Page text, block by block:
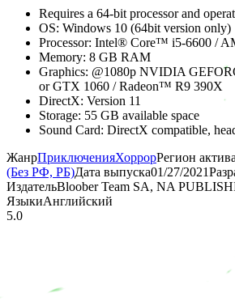
Requires a 64-bit processor and
OS: Windows 10 (64bit version only)
Processor: Intel® Core™ i5-6600 /
Memory: 8 GB RAM
Graphics: @1080p NVIDIA
or GTX 1060 / Radeon™ R9 390X
DirectX: Version 11
Storage: 55 GB available space
Sound Card: DirectX compatible,
ЖанрПриключенияХоррорРегион
(Без РФ, РБ)Дата выпуска01/27/2021
ИздательBloober Team SA, NA
ЯзыкиАнглийский
5.0